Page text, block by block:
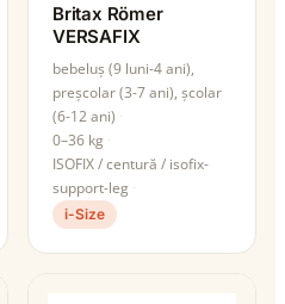
Britax Römer
VERSAFIX
bebeluș (9 luni-4 ani),
preșcolar (3-7 ani), școlar
(6-12 ani)
0–36 kg
ISOFIX / centură / isofix-
support-leg
i-Size